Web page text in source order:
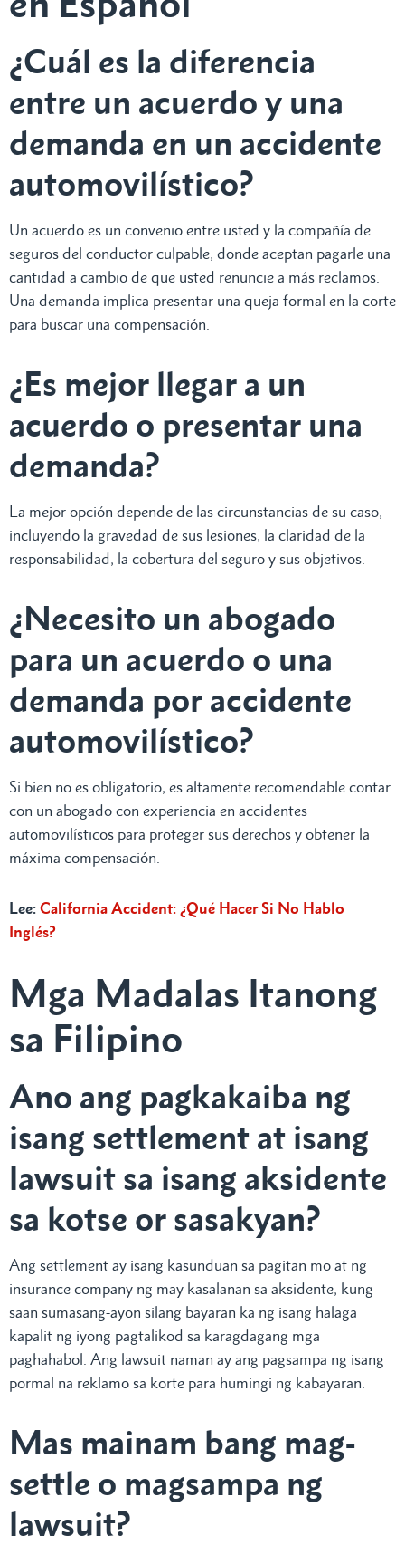
¿Cuál es la diferencia
entre un acuerdo y una
demanda en un accidente
automovilístico?
Un acuerdo es un convenio entre usted y la compañía de
seguros del conductor culpable, donde aceptan pagarle una
cantidad a cambio de que usted renuncie a más reclamos.
Una demanda implica presentar una queja formal en la corte
para buscar una compensación.
¿Es mejor llegar a un
acuerdo o presentar una
demanda?
La mejor opción depende de las circunstancias de su caso,
incluyendo la gravedad de sus lesiones, la claridad de la
responsabilidad, la cobertura del seguro y sus objetivos.
¿Necesito un abogado
para un acuerdo o una
demanda por accidente
automovilístico?
Si bien no es obligatorio, es altamente recomendable contar
con un abogado con experiencia en accidentes
automovilísticos para proteger sus derechos y obtener la
máxima compensación.
Lee: California Accident: ¿Qué Hacer Si No Hablo
Inglés?
Mga Madalas Itanong
sa Filipino
Ano ang pagkakaiba ng
isang settlement at isang
lawsuit sa isang aksidente
sa kotse or sasakyan?
Ang settlement ay isang kasunduan sa pagitan mo at ng
insurance company ng may kasalanan sa aksidente, kung
saan sumasang-ayon silang bayaran ka ng isang halaga
kapalit ng iyong pagtalikod sa karagdagang mga
paghahabol. Ang lawsuit naman ay ang pagsampa ng isang
pormal na reklamo sa korte para humingi ng kabayaran.
Mas mainam bang mag-
settle o magsampa ng
lawsuit?